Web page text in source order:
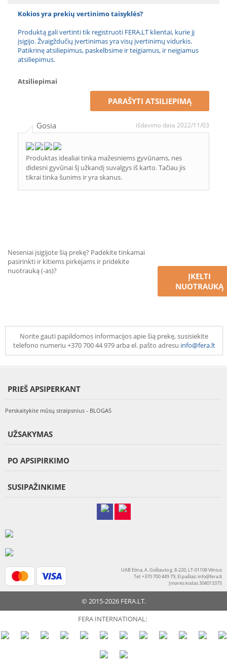
Kokios yra prekių vertinimo taisyklės?
Produktą gali vertinti tik registruoti FERA.LT klientai, kurie jį
įsigijo. Žvaigždučių įvertinimas yra visų įvertinimų vidurkis.
Patikrinę atsiliepimus, paskelbsime ir teigiamus, ir neigiamus
atsiliepimus.
Atsiliepimai
PARAŠYTI ATSILIEPIMĄ
Gosia išdavimo data 2022/11/03
Produktas idealiai tinka mažesniems gyvūnams, nes
didesni gyvūnai šį užkandį suvalgys iš karto. Tačiau jis
tikrai tinka šunims ir yra skanus.
Neseniai įsigijote šią prekę? Padėkite tinkamai
pasirinkti ir kitiems pirkėjams ir pridėkite
nuotrauką (-as)?
ĮKELTI
NUOTRAUKĄ
Norite gauti papildomos informacijos apie šią prekę, susisiekite
telefono numeriu +370 700 44 979 arba el. pašto adresu info@fera.lt
PRIEŠ APSIPERKANT
Perskaitykite mūsų straipsnius - BLOGAS
UŽSAKYMAS
PO APSIPIRKIMO
SUSIPAŽINKIME
UAB Etina, A. Goštauto g. 8-220, LT-01108 Vilnius
Tel: +370 700 449 79, El.paštas:info@fera.lt
Įmonės kodas 304013375
© 2015-2026 FERA.LT.
FERA INTERNATIONAL: